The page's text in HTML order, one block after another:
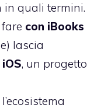
in quali termini.
con iBooks
lascia
, un progetto